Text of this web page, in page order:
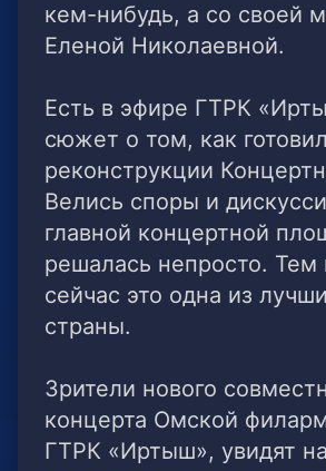
кем-нибудь, а со своей
Еленой Николаевной.
Есть в эфире ГТРК
сюжет о том, как
реконструкции
Велись споры и
главной концертной
решалась непросто.
сейчас это одна из
страны.
Зрители нового
концерта Омской
ГТРК «Иртыш», увидят